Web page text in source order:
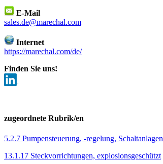
E-Mail
sales.de@marechal.com
Internet
https://marechal.com/de/
Finden Sie uns!
zugeordnete Rubrik/en
5.2.7 Pumpensteuerung, -regelung, Schaltanlagen
13.1.17 Steckvorrichtungen, explosionsgeschützt